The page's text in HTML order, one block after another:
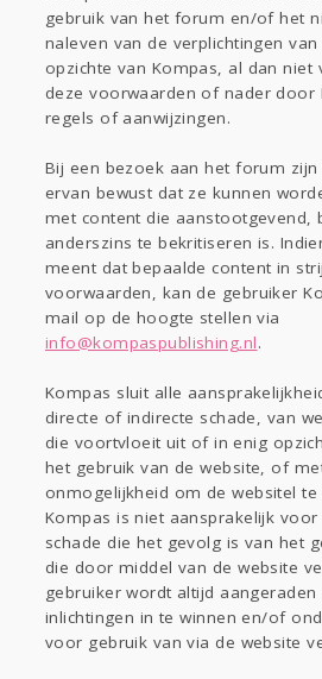
gebruik van het forum en/of het
naleven van de verplichtingen
opzichte van Kompas, al dan
deze voorwaarden of nader door
regels of aanwijzingen.
Bij een bezoek aan het forum zijn
ervan bewust dat ze kunnen
met content die aanstootgevend,
anderszins te bekritiseren is.
meent dat bepaalde content in
voorwaarden, kan de gebruiker
mail op de hoogte stellen via
info@kompaspublishing.nl.
Kompas sluit alle
directe of indirecte schade, van
die voortvloeit uit of in enig
het gebruik van de website, of
onmogelijkheid om de websitel te
Kompas is niet aansprakelijk
schade die het gevolg is van het
die door middel van de website
gebruiker wordt altijd
inlichtingen in te winnen en/of
voor gebruik van via de website